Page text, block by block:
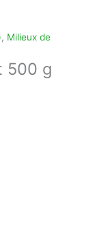
, Milieux de
500 g